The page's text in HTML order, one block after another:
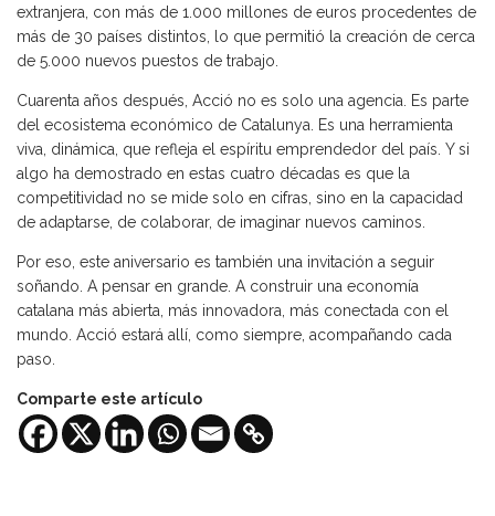
extranjera, con más de 1.000 millones de euros procedentes de
más de 30 países distintos, lo que permitió la creación de cerca
de 5.000 nuevos puestos de trabajo.
Cuarenta años después, Acció no es solo una agencia. Es parte
del ecosistema económico de Catalunya. Es una herramienta
viva, dinámica, que refleja el espíritu emprendedor del país. Y si
algo ha demostrado en estas cuatro décadas es que la
competitividad no se mide solo en cifras, sino en la capacidad
de adaptarse, de colaborar, de imaginar nuevos caminos.
Por eso, este aniversario es también una invitación a seguir
soñando. A pensar en grande. A construir una economía
catalana más abierta, más innovadora, más conectada con el
mundo. Acció estará allí, como siempre, acompañando cada
paso.
Comparte este artículo